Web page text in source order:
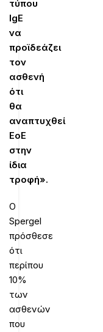
τύπου
IgE
να
προϊδεάζει
τον
ασθενή
ότι
θα
αναπτυχθεί
ΕοΕ
στην
ίδια
τροφή».
Ο
Spergel
πρόσθεσε
ότι
περίπου
10%
των
ασθενών
που